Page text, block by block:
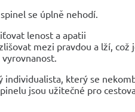
spinel se úplně nehodí.
lenost a apatii
mezi pravdou a lží, což
individualista, který se
jsou užitečné pro